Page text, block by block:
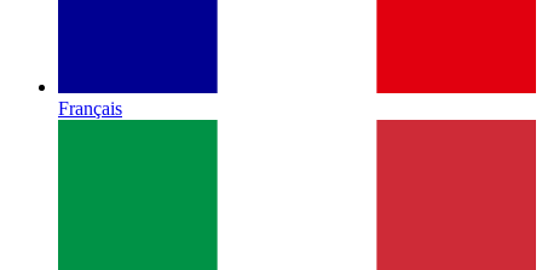
Français